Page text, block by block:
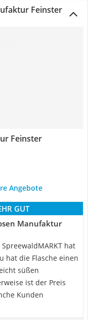
Feinster
Feinster
Angebote
GUT
Manufaktur
hat
hat die Flasche einen
süßen
ist der Preis
Kunden